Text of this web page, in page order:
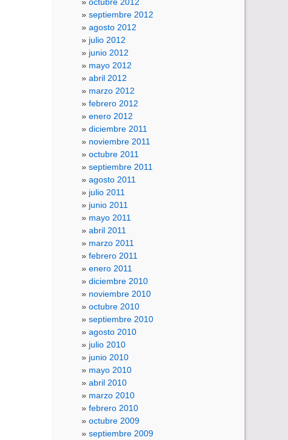
septiembre 2012
agosto 2012
julio 2012
junio 2012
mayo 2012
abril 2012
marzo 2012
febrero 2012
enero 2012
diciembre 2011
noviembre 2011
octubre 2011
septiembre 2011
agosto 2011
julio 2011
junio 2011
mayo 2011
abril 2011
marzo 2011
febrero 2011
enero 2011
diciembre 2010
noviembre 2010
octubre 2010
septiembre 2010
agosto 2010
julio 2010
junio 2010
mayo 2010
abril 2010
marzo 2010
febrero 2010
octubre 2009
septiembre 2009